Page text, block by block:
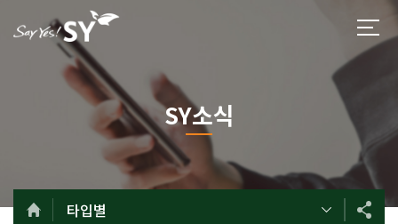
SY소식
타입별